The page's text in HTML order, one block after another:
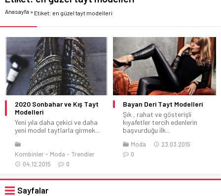
Anasayfa » Etiket: en güzel tayt modelleri
2020 Sonbahar ve Kış Tayt
Modelleri
Yeni yıla daha çekici ve daha
yeni model taytlarla girmek...
Kombinler Moda
Trendler
04.12.2015
0
Bayan Deri Tayt Modelleri
Şık , rahat ve gösterişli
kıyafetler tercih edenlerin
başvurduğu ilk...
Moda
23.03.2015
0
Sayfalar